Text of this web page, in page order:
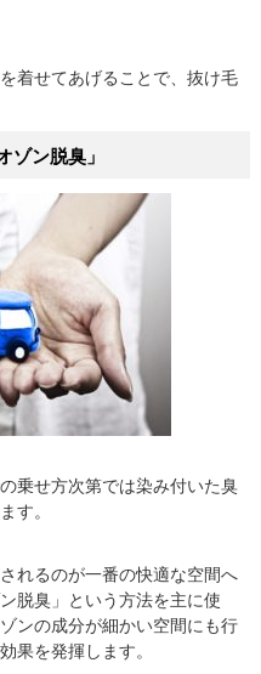
着せてあげることで、抜け毛
ゾン脱臭」
乗せ方次第では染み付いた臭
す。
れるのが一番の快適な空間へ
脱臭」という方法を主に使
ンの成分が細かい空間にも行
果を発揮します。